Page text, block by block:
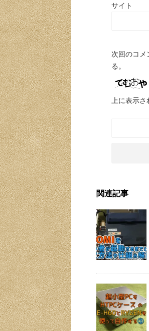
サイト
次回のコメ
る。
上に表示
関連記事